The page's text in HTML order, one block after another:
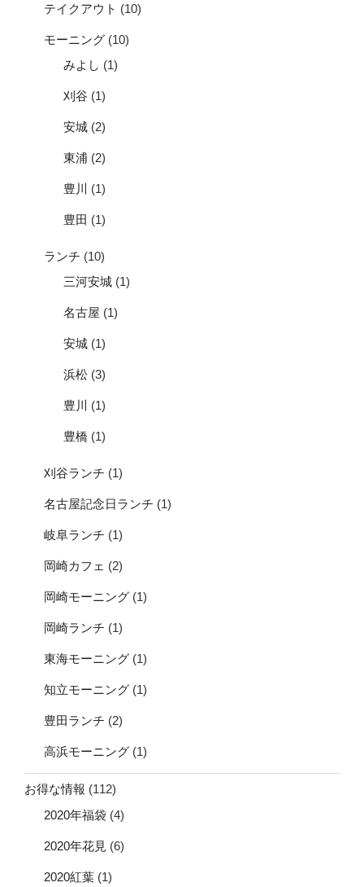
テイクアウト (10)
モーニング (10)
みよし (1)
刈谷 (1)
安城 (2)
東浦 (2)
豊川 (1)
豊田 (1)
ランチ (10)
三河安城 (1)
名古屋 (1)
安城 (1)
浜松 (3)
豊川 (1)
豊橋 (1)
刈谷ランチ (1)
名古屋記念日ランチ (1)
岐阜ランチ (1)
岡崎カフェ (2)
岡崎モーニング (1)
岡崎ランチ (1)
東海モーニング (1)
知立モーニング (1)
豊田ランチ (2)
高浜モーニング (1)
お得な情報 (112)
2020年福袋 (4)
2020年花見 (6)
2020紅葉 (1)